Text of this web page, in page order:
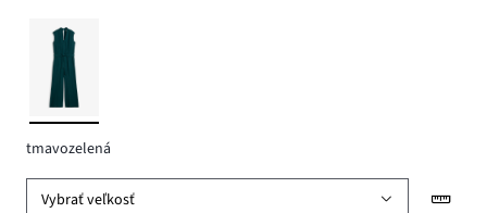
tmavozelená
Vybrať veľkosť